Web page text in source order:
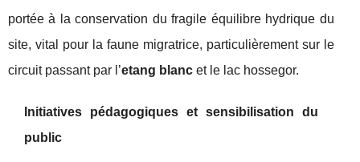
portée à la conservation du fragile équilibre hydrique du
site, vital pour la faune migratrice, particulièrement sur le
circuit passant par l’etang blanc et le lac hossegor.
Initiatives pédagogiques et sensibilisation du
public